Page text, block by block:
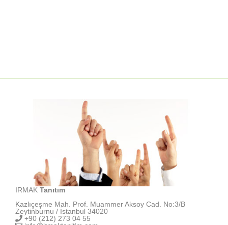
IRMAK Tanıtım
Kazlıçeşme Mah. Prof. Muammer Aksoy Cad. No:3/B
Zeytinburnu / İstanbul 34020
+90 (212) 273 04 55